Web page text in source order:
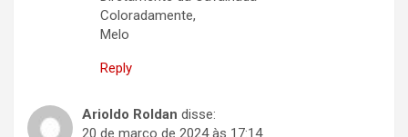
Coloradamente,
Melo
Reply
Arioldo Roldan disse:
20 de março de 2024 às 17:14